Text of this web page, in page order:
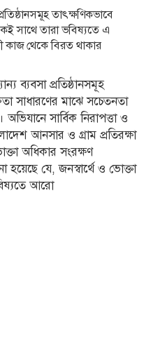
তাৎক্ষণিকভাবে
সাথে তারা ভবিষ্যতে এ
কাজ থেকে বিরত থাকার
ব্যবসা প্রতিষ্ঠানসমূহ
সাধারণের মাঝে সচেতনতা
সার্বিক নিরাপত্তা ও
আনসার ও গ্রাম প্রতিরক্ষা
অধিকার সংরক্ষণ
যে, জনস্বার্থে ও ভোক্তা
আরো